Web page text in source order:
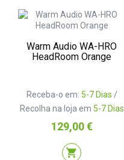
Warm Audio WA-HRO
HeadRoom Orange
Receba-o em: 5-7 Dias /
Recolha na loja em 5-7 Dias
Preço
129,00 €
shopping_cart